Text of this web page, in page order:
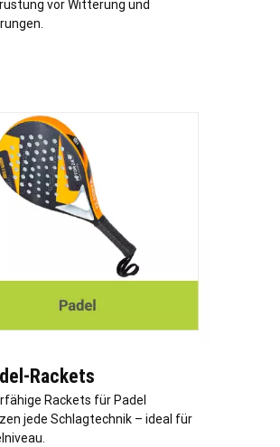
vor Witterung und
Rackets
Rackets für Padel
jede Schlagtechnik – ideal für